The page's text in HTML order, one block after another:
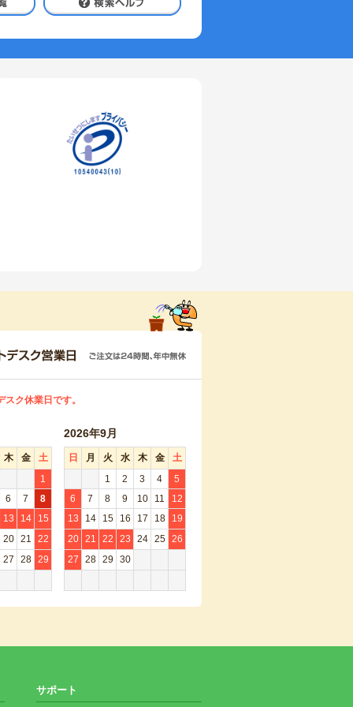
ク休業日です。
木 金
土
1
6 7
8
13 14
15
20 21
22
27 28
29
2026年9月
日 月 火 水 木 金
土
1
2 3 4
5
6
7 8 9 10 11
12
13
14 15 16 17 18
19
20
21 22 23 24 25
26
27
28 29 30
サポート